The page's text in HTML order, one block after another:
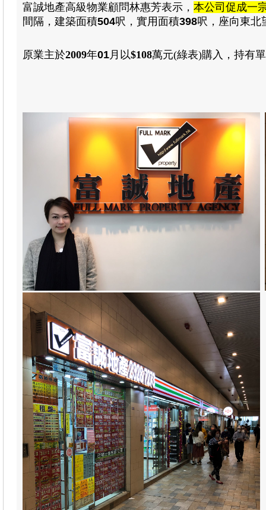
富誠地產高級物業顧問林惠芳表示， 本公司促成一
間隔 ， 建築面積504呎 ， 實用 面積398呎 ， 座向東北
原業主於2009年01月 以$108萬元(綠表)購入 ， 持有